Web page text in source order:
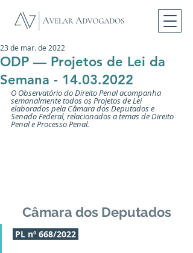
ODP — Projetos de Lei da
Semana - 14.03.2022
23 de mar. de 2022
O Observatório do Direito Penal acompanha
semanalmente todos os Projetos de Lei
elaborados pela Câmara dos Deputados e
Senado Federal, relacionados a temas de Direito
Penal e Processo Penal.
Câmara dos Deputados
PL nº 668/2022